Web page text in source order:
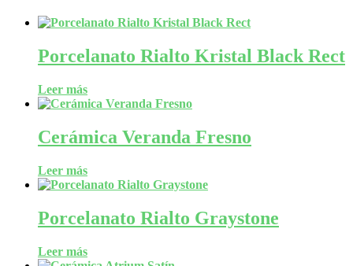
Porcelanato Rialto Kristal Black Rect
Leer más
Cerámica Veranda Fresno
Leer más
Porcelanato Rialto Graystone
Leer más